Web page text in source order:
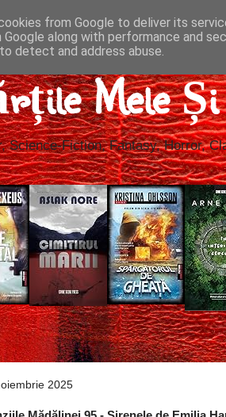
Mele
Science-Fiction, Fantasy, Horror,
2025
from Google to deliver its
Google along with performance and
detect and address abuse.